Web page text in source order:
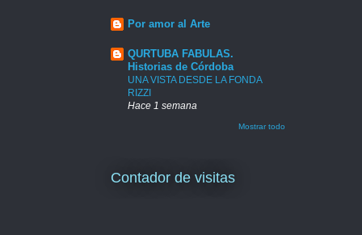
Por amor al Arte
QURTUBA FABULAS.
Historias de Córdoba
UNA VISTA DESDE LA FONDA
RIZZI
Hace 1 semana
Mostrar todo
Contador de visitas